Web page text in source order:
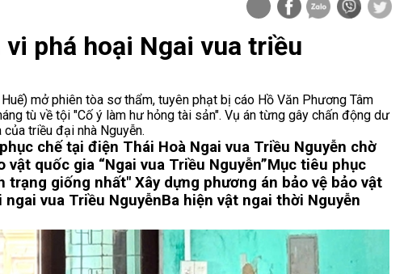
phá hoại Ngai vua triều
mở phiên tòa sơ thẩm, tuyên phạt bị cáo Hồ Văn Phương Tâm
tù về tội "Cố ý làm hư hỏng tài sản". Vụ án từng gây chấn động dư
triều đại nhà Nguyễn.
chế tại điện Thái Hoà Ngai vua Triều Nguyễn chờ
quốc gia “Ngai vua Triều Nguyễn”Mục tiêu phục
trạng giống nhất" Xây dựng phương án bảo vệ bảo vật
ngai vua Triều NguyễnBa hiện vật ngai thời Nguyễn